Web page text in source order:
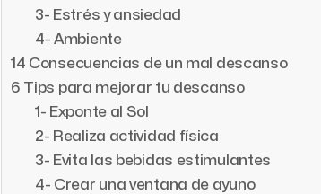
3- Estrés y ansiedad
4- Ambiente
14 Consecuencias de un mal descanso
6 Tips para mejorar tu descanso
1- Exponte al Sol
2- Realiza actividad física
3- Evita las bebidas estimulantes
4- Crear una ventana de ayuno